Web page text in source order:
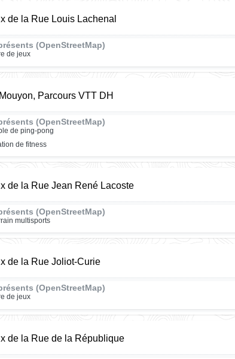
de la Rue Louis Lachenal
(OpenStreetMap)
de jeux
Parcours VTT DH
(OpenStreetMap)
de ping-pong
de fitness
de la Rue Jean René Lacoste
(OpenStreetMap)
multisports
de la Rue Joliot-Curie
(OpenStreetMap)
de jeux
de la Rue de la République